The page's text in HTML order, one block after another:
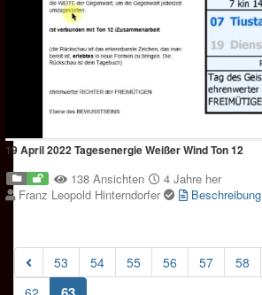
19 April 2022 Tagesenergie Weißer Wind Ton 12
138 Ansichten
4 Jahre her
Franz Leopold Hinterndorfer
Beschreibung
53 54 55 56 57 58